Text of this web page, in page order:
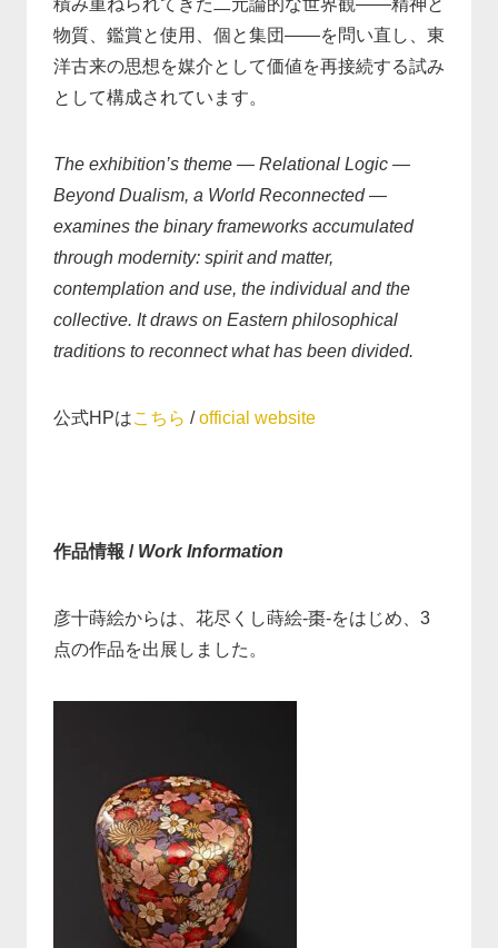
積み重ねられてきた二元論的な世界観——精神と
物質、鑑賞と使用、個と集団——を問い直し、東
洋古来の思想を媒介として価値を再接続する試み
として構成されています。
The exhibition’s theme — Relational Logic —
Beyond Dualism, a World Reconnected —
examines the binary frameworks accumulated
through modernity: spirit and matter,
contemplation and use, the individual and the
collective. It draws on Eastern philosophical
traditions to reconnect what has been divided.
公式HPはこちら /official website
作品情報 / Work Information
彦十蒔絵からは、花尽くし蒔絵-棗-をはじめ、3
点の作品を出展しました。